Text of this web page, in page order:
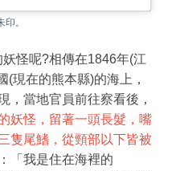
。
怪呢?相傳在1846年(江
(現在的熊本縣)的海上，
，當地官員前往察看後，
妖怪，留著一頭長髮，嘴
隻尾鰭，從頸部以下皆被
「我是住在海裡的